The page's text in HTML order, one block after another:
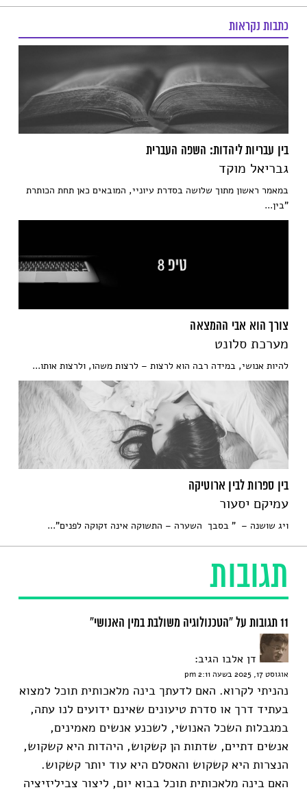
תגובות
11 תגובות על “הטכנולוגיה משולבת במין האנושי”
דן אלבו הגיב:
אוגוסט 17, 2025 בשעה 2:11 pm
נהניתי לקרוא. האם לדעתך בינה מלאכותית תוכל למצוא
בעתיד דרך או סדרת טיעונים שאינם ידועים לנו עתה,
במגבלות השכל האנושי, לשכנע אנשים מאמינים,
אנשים דתיים, שדתות הן קשקוש, היהדות היא קשקוש,
הנצרות היא קשקוש והאסלם היא עוד יותר קשקוש.
האם בינה מלאכותית תוכל בבוא יום, ליצור צביליזיציה
כתבות נקראות
בין עבריות ליהדות: השפה העברית
גבריאל מוקד
במאמר ראשון מתוך שלושה בסדרת עיוניי, המובאים כאן תחת הכותרת
"בין...
צורך הוא אבי ההמצאה
מערכת סלונט
להיות אנושי, במידה רבה הוא לרצות – לרצות משהו, ולרצות אותו...
בין ספרות לבין ארוטיקה
עמיקם יסעור
ויג שושנה – " בסבך השערה – התשוקה אינה זקוקה לפנים"...